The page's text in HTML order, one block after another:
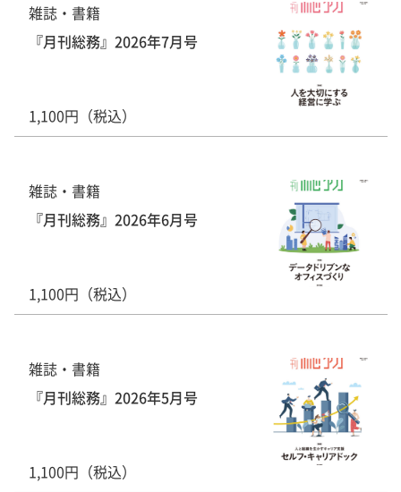
雑誌・書籍
『月刊総務』2026年7月号
1,100円（税込）
雑誌・書籍
『月刊総務』2026年6月号
1,100円（税込）
雑誌・書籍
『月刊総務』2026年5月号
1,100円（税込）